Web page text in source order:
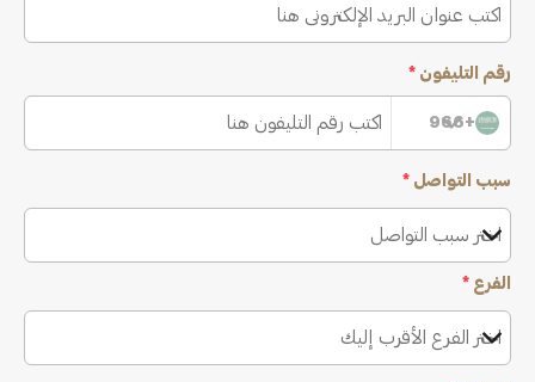
رقم التليفون *
+966
سبب التواصل *
اختر سبب التواصل
الفرع *
اختر الفرع الأقرب إليك